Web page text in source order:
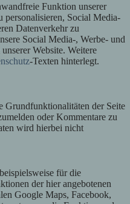
Funktion unserer
personalisieren, Social Media-
Datenverkehr zu
Social Media-, Werbe- und
Website. Weitere
-Texten hinterlegt.
Grundfunktionalitäten der Seite
oder Kommentare zu
wird hierbei nicht
für die
der hier angebotenen
Google Maps, Facebook,